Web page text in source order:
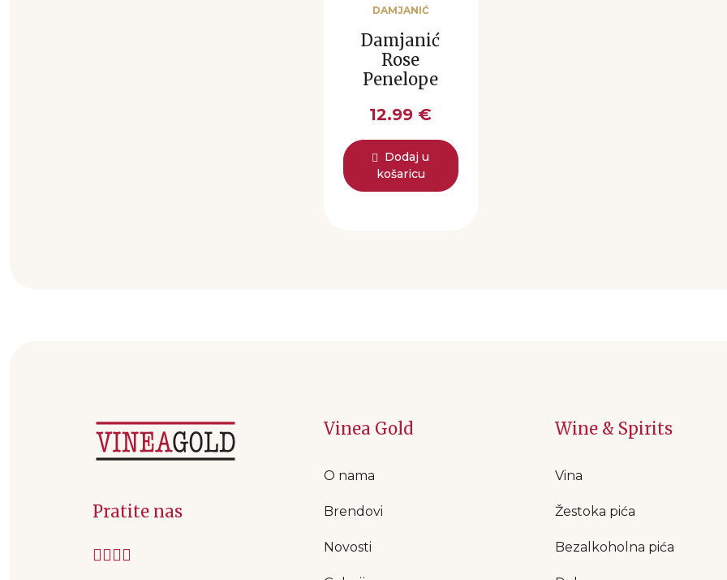
DAMJANIĆ
Damjanić
Rose
Penelope
12.99 €
Dodaj u
košaricu
Pratite nas
Vinea Gold
O nama
Brendovi
Novosti
Wine & Spirits
Vina
Žestoka pića
Bezalkoholna pića